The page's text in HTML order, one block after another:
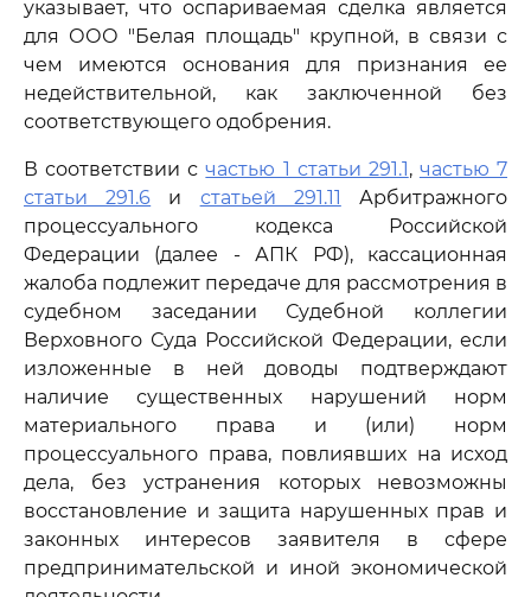
указывает, что оспариваемая сделка является
для ООО "Белая площадь" крупной, в связи с
чем имеются основания для признания ее
недействительной, как заключенной без
соответствующего одобрения.
В соответствии счастью 1 статьи 291.1, частью 7
статьи 291.6 и статьей 291.11 Арбитражного
процессуального кодекса Российской
Федерации (далее - АПК РФ), кассационная
жалоба подлежит передаче для рассмотрения в
судебном заседании Судебной коллегии
Верховного Суда Российской Федерации, если
изложенные в ней доводы подтверждают
наличие существенных нарушений норм
материального права и (или) норм
процессуального права, повлиявших на исход
дела, без устранения которых невозможны
восстановление и защита нарушенных прав и
законных интересов заявителя в сфере
предпринимательской и иной экономической